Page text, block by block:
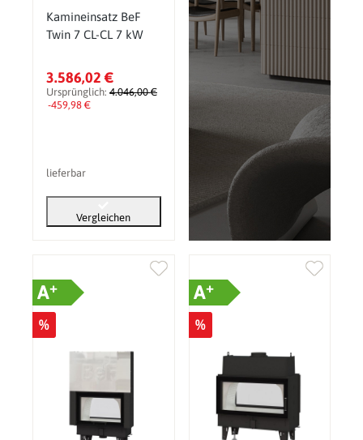
Kamineinsatz BeF
Twin 7 CL-CL 7 kW
3.586,02 €
Ursprünglich: 4.046,00 €
-459,98 €
lieferbar
Vergleichen
A+
%
A+
%